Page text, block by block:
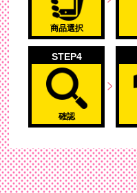
商品選択
STEP4
確認